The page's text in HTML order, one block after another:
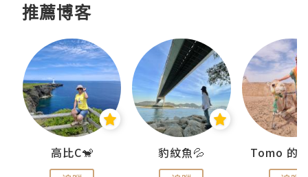
推薦博客
高比C🐒 豹紋魚💦